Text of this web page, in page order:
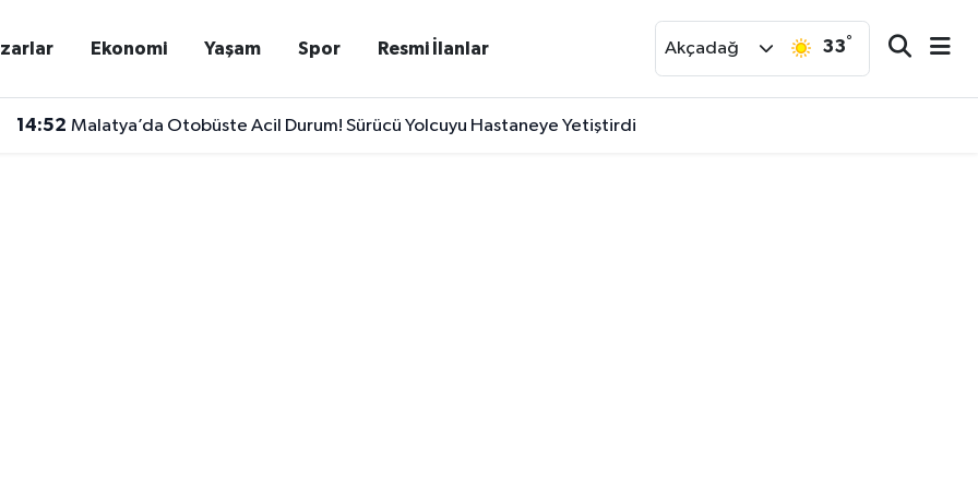
Ekonomi Yaşam Spor Resmi İlanlar Akçadağ 33°
14:52 Malatya’da Otobüste Acil Durum! Sürücü Yolcuyu Hastaneye Yetiştirdi